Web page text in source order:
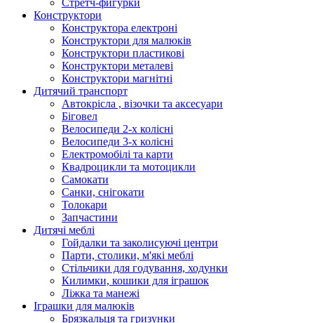
Стретч-фигурки
Конструктори
Конструктора електроні
Конструктори для малюків
Конструктори пластикові
Конструктори металеві
Конструктори магнітні
Дитячий транспорт
Автокрісла , візочки та аксесуари
Біговел
Велосипеди 2-х колісні
Велосипеди 3-х колісні
Електромобілі та карти
Квадроцикли та мотоцикли
Самокати
Санки, снігокати
Толокари
Запчастини
Дитячі меблі
Гойдалки та заколисуючі центри
Парти, столики, м'які меблі
Стільчики для годування, ходунки
Килимки, кошики для іграшок
Ліжка та манежі
Іграшки для малюків
Брязкальця та гризунки